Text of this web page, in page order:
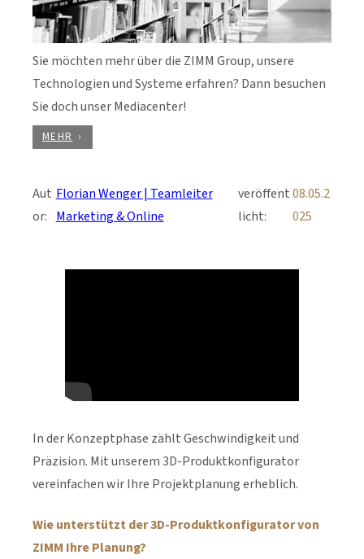
Sie möchten mehr über die ZIMM Group, unsere
Technologien und Systeme erfahren? Dann besuchen
Sie doch unser Mediacenter!
MEHR
Aut
or:
Florian Wenger | Teamleiter
Marketing & Online
veröffent
licht:
08.05.2
025
In der Konzeptphase zählt Geschwindigkeit und
Präzision. Mit unserem 3D-Produktkonfigurator
vereinfachen wir Ihre Projektplanung erheblich.
Wie unterstützt der 3D-Produktkonfigurator von
ZIMM Ihre Planung?